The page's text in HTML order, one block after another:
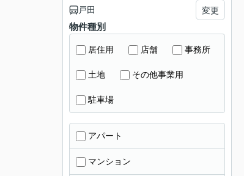
戸田 変更
物件種別
居住用 店舗 事務所
土地 その他事業用
駐車場
アパート
マンション